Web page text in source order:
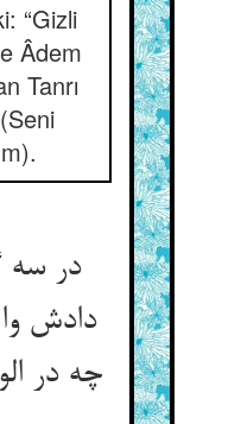
“Gizli
Âdem
Tanrı
در سه
دادش
چه در